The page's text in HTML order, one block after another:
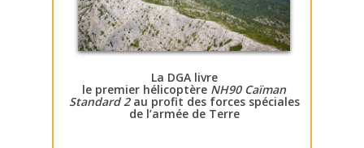
La DGA livre
le premier hélicoptère NH90 Caïman
Standard 2au profit des forces spéciales
de l’armée de Terre